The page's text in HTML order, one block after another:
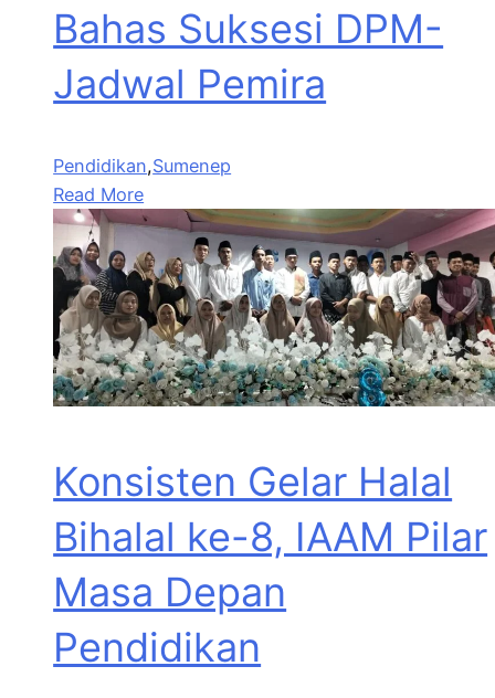
Bahas Suksesi DPM-
Jadwal Pemira
Pendidikan,Sumenep
Read More
Konsisten Gelar Halal
Bihalal ke-8, IAAM Pilar
Masa Depan
Pendidikan